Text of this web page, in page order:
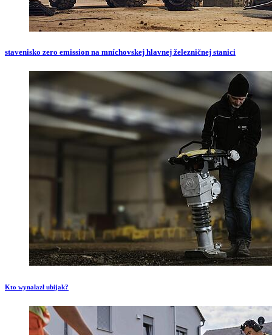
stavenisko zero emission na mníchovskej hlavnej železničnej stanici
Kto wynalazł ubijak?